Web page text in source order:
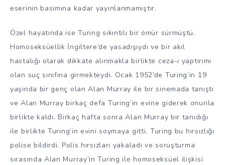
eserinin basımına kadar yayınlanmamıştır.
Özel hayatında ise Turing sıkıntılı bir ömür sürmüştü.
Homoseksüellik İngiltere’de yasadışıydı ve bir akıl
hastalığı olarak dikkate alınmakla birlikte ceza-i yaptırımı
olan suç sınıfına girmekteydi. Ocak 1952’de Turing’in 19
yaşinda bir genç olan Alan Murray ile bir sinemada tanıştı
ve Alan Murray birkaç defa Turing’in evine giderek onunla
birlikte kaldı. Birkaç hafta sonra Alan Murray bir tanıdığı
ile birlikte Turing’in evini soymaya gitti. Turing bu hırsızlığı
polise bildirdi. Polis hırsızları yakaladı ve soruşturma
sırasında Alan Murray’in Turing ile homoseksüel ilişkisi